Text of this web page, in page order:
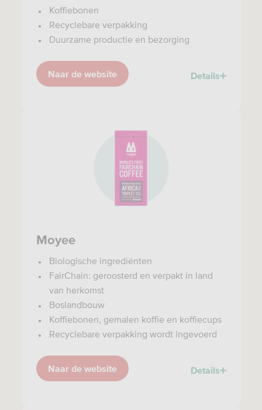
Koffiebonen
Recyclebare verpakking
Duurzame productie en bezorging
Naar de website Details
Moyee
Biologische ingrediënten
FairChain: geroosterd en verpakt in land
van herkomst
Boslandbouw
Koffiebonen, gemalen koffie en koffiecups
Recyclebare verpakking wordt ingevoerd
Naar de website Details